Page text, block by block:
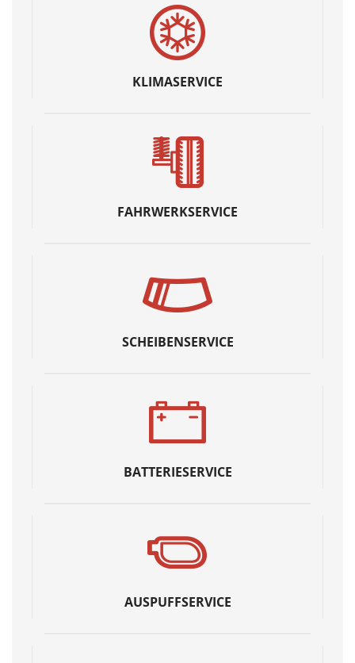
KLIMASERVICE
FAHRWERKSERVICE
SCHEIBENSERVICE
BATTERIESERVICE
AUSPUFFSERVICE